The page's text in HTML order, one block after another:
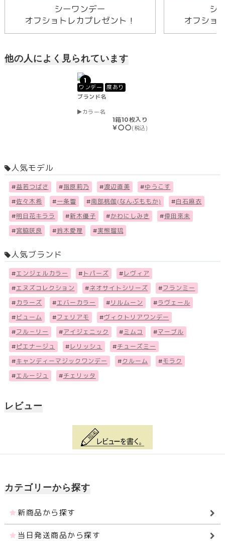
シーワンデー
オフショトレカプレゼント！
シ
オフショ
他の人によく見られています
1
ワンデー
度あり
ブランド名
カラー名
1箱10枚入り
￥〇〇(税込)
人気モデル
#益若つばさ #指原莉乃 #渡辺直美 #ゆうこす
#佐々木希 #一条響 #南部桃伽(なんぶももか) #白石麻衣
#明日花キララ #新木優子 #かわにしみき #倖田來未
#宮脇咲良 #鈴木愛理 #実熊瑠琉
人気ブランド
#エンジェルカラー # トパーズ # レヴィア
#エヌズコレクション #ネオサイトシリーズ #フランミー
# カラーズ #エバーカラー # リルムーン #ラヴェール
# ビューム #フェリアモ #ヴィクトリアワンデー
#フル－リー #アイジェニック #ミムコ #マーブル
# ピエナージュ # レリッシュ #チューズミー
#キャンディーマジックワンデー #クルーム #モラク
#エルージュ #チェリッタ
レビュー
カテゴリーから探す
新商品から探す
当日発送商品から探す